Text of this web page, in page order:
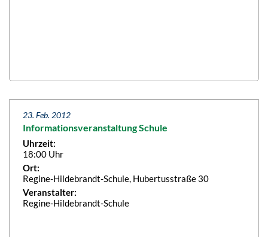
23. Feb. 2012
Informationsveranstaltung Schule
Uhrzeit:
18:00 Uhr
Ort:
Regine-Hildebrandt-Schule, Hubertusstraße 30
Veranstalter:
Regine-Hildebrandt-Schule